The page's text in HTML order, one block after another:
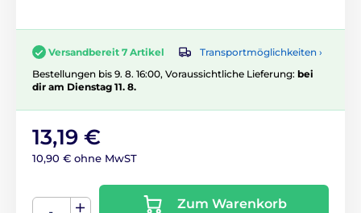
Versandbereit 7 Artikel
Transportmöglichkeiten ›
Bestellungen bis 9. 8. 16:00, Voraussichtliche Lieferung: bei
dir am Dienstag 11. 8.
13,19 €
10,90 € ohne MwST
Zum Warenkorb